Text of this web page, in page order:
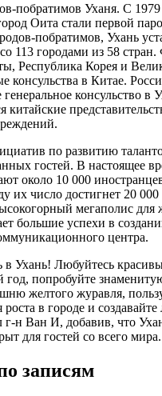
побратимов Уханя. С 1979
Оита стали первой
побратимов, Ухань
113 городами из 58
Республика Корея и
консульства в Китае.
консульство в
китайские
по развитию
гостей. В настоящее
около 10 000
их число достигнет 20 000
мегаполис для
большие успехи в
центра.
в Ухань! Любуйтесь
год, попробуйте
желтого журавля,
в городе и
н Ван И, добавив, что
для гостей со всего мира.
записям